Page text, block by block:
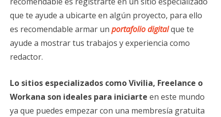
que te ayude a ubicarte en algún proyecto, para ello
es recomendable armar un portafolio digitalque te
ayude a mostrar tus trabajos y experiencia como
redactor.
Lo sitios especializados como Vivilia, Freelance o
Workana son ideales para iniciarte en este mundo
ya que puedes empezar con una membresía gratuita